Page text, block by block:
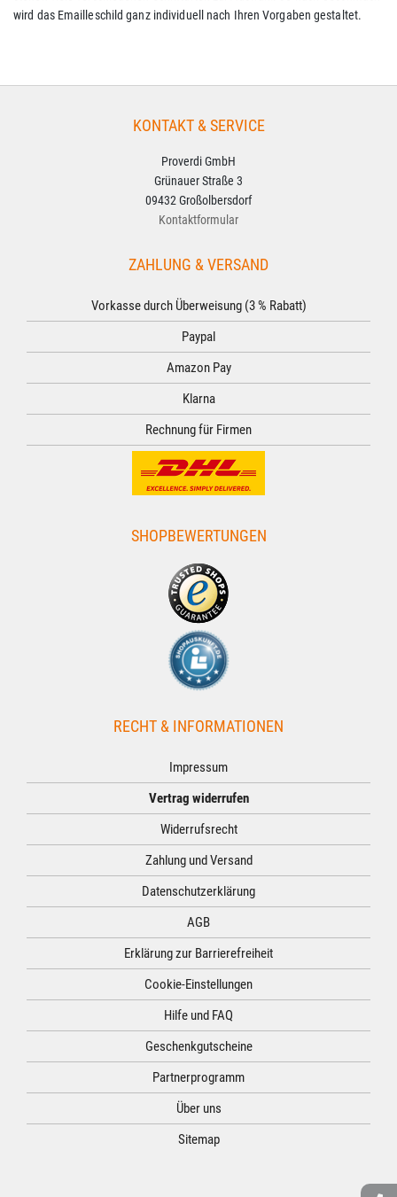
wird das Emailleschild ganz individuell nach Ihren Vorgaben gestaltet.
KONTAKT & SERVICE
Proverdi GmbH
Grünauer Straße 3
09432 Großolbersdorf
Kontaktformular
ZAHLUNG & VERSAND
Vorkasse durch Überweisung (3 % Rabatt)
Paypal
Amazon Pay
Klarna
Rechnung für Firmen
SHOPBEWERTUNGEN
RECHT & INFORMATIONEN
Impressum
Vertrag widerrufen
Widerrufsrecht
Zahlung und Versand
Datenschutzerklärung
AGB
Erklärung zur Barrierefreiheit
Cookie-Einstellungen
Hilfe und FAQ
Geschenkgutscheine
Partnerprogramm
Über uns
Sitemap